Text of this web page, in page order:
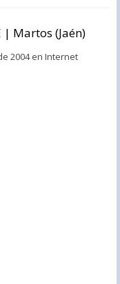
| Martos (Jaén)
2004 en Internet